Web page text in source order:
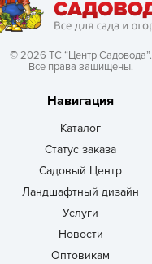
© 2026 ТС “Центр Садовода”.
Все права защищены.
Навигация
Каталог
Статус заказа
Садовый Центр
Ландшафтный дизайн
Услуги
Новости
Оптовикам